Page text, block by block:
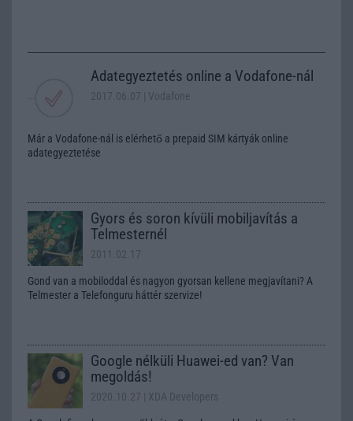
Adategyeztetés online a Vodafone-nál
2017.06.07 | Vodafone
Már a Vodafone-nál is elérhető a prepaid SIM kártyák online
adategyeztetése
Gyors és soron kívüli mobiljavítás a
Telmesternél
2011.02.17
Gond van a mobiloddal és nagyon gyorsan kellene megjavítani? A
Telmester a Telefonguru háttér szervize!
Google nélküli Huawei-ed van? Van
megoldás!
2020.10.27 | XDA Developers